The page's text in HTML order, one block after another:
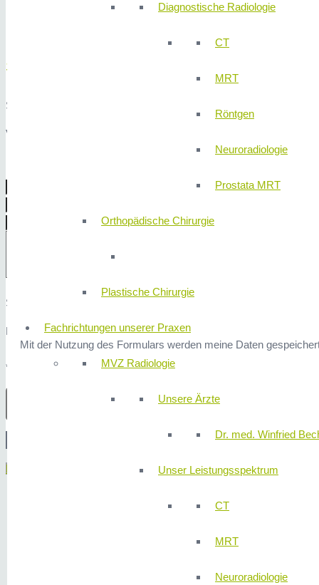
Diagnostische Radiologie
CT
MRT
Röntgen
Neuroradiologie
Prostata MRT
Orthopädische Chirurgie
Plastische Chirurgie
Fachrichtungen unserer Praxen
MVZ Radiologie
Unsere Ärzte
Dr. med. Winfried
Unser Leistungsspektrum
CT
MRT
Neuroradiologie
08:00 – 17:00 Uhr
Schreiben Sie uns!
Sie haben auch die Möglichkeit uns per Nachricht einen
Vielen Dank für Ihr Vertrauen!
Sicherheitsfrage: 3x2 ist?
Hier finden Sie unsereDatenschutzerklärung
Mit der Nutzung des Formulars werden meine Daten
* Erforderliche Angaben
Menü